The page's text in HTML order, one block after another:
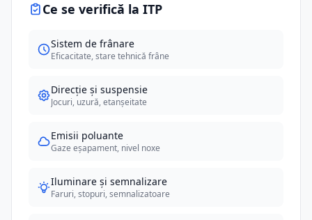
Ce se verifică la ITP
Sistem de frânare
Eficacitate, stare tehnică frâne
Direcție și suspensie
Jocuri, uzură, etanșeitate
Emisii poluante
Gaze eșapament, nivel noxe
Iluminare și semnalizare
Faruri, stopuri, semnalizatoare